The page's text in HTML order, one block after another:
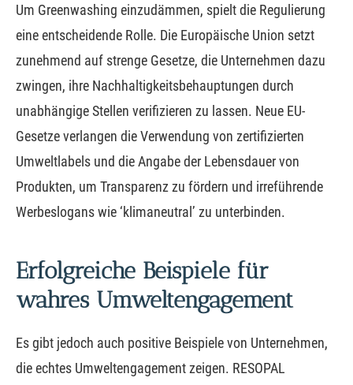
Um Greenwashing einzudämmen, spielt die Regulierung
eine entscheidende Rolle. Die Europäische Union setzt
zunehmend auf strenge Gesetze, die Unternehmen dazu
zwingen, ihre Nachhaltigkeitsbehauptungen durch
unabhängige Stellen verifizieren zu lassen. Neue EU-
Gesetze verlangen die Verwendung von zertifizierten
Umweltlabels und die Angabe der Lebensdauer von
Produkten, um Transparenz zu fördern und irreführende
Werbeslogans wie ‘klimaneutral’ zu unterbinden.
Erfolgreiche Beispiele für
wahres Umweltengagement
Es gibt jedoch auch positive Beispiele von Unternehmen,
die echtes Umweltengagement zeigen. RESOPAL